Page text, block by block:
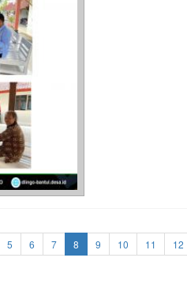
5 6 7 8 9 10 11 12